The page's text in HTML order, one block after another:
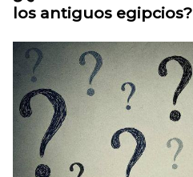
los antiguos egipcios?